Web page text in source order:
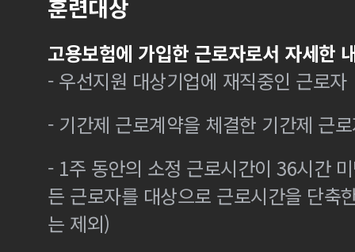
훈련대상
고용보험에 가입한 근로자로서 자세한
- 우선지원 대상기업에 재직중인 근로자
- 기간제 근로계약을 체결한 기간제 근
- 1주 동안의 소정 근로시간이 36시간
든 근로자를 대상으로 근로시간을 단축
는 제외)